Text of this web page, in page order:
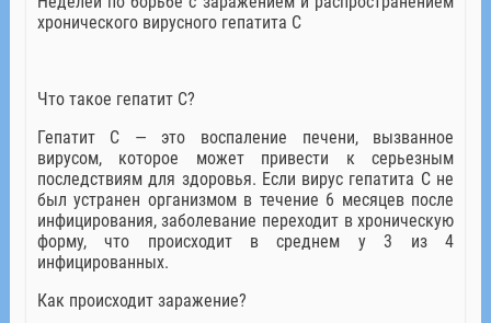
хронического вирусного гепатита С
Что такое гепатит С?
Гепатит С — это воспаление печени, вызванное
вирусом, которое может привести к серьезным
последствиям для здоровья. Если вирус гепатита С не
был устранен организмом в течение 6 месяцев после
инфицирования, заболевание переходит в хроническую
форму, что происходит в среднем у 3 из 4
инфицированных.
Как происходит заражение?